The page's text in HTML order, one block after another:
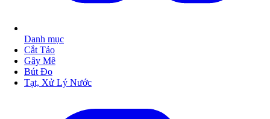
Danh mục
Cắt Tảo
Gây Mê
Bút Đo
Tạt, Xử Lý Nước